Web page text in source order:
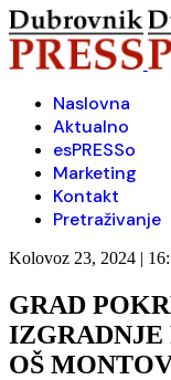
Naslovna
Aktualno
esPRESSo
Marketing
Kontakt
Pretraživanje
Kolovoz 23, 2024 |
GRAD
IZGRADNJE
OŠ